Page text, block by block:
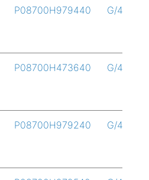
P08700H979440 G/4
P08700H473640 G/4
P08700H979240 G/4